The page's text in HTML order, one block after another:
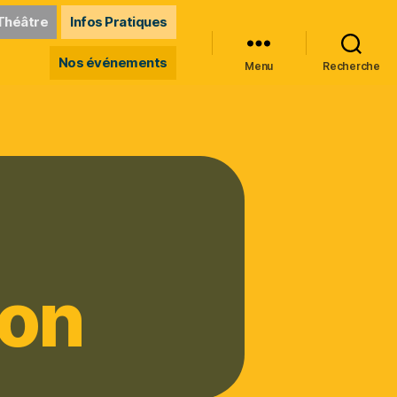
Infos Pratiques
Nos événements Menu Recherche